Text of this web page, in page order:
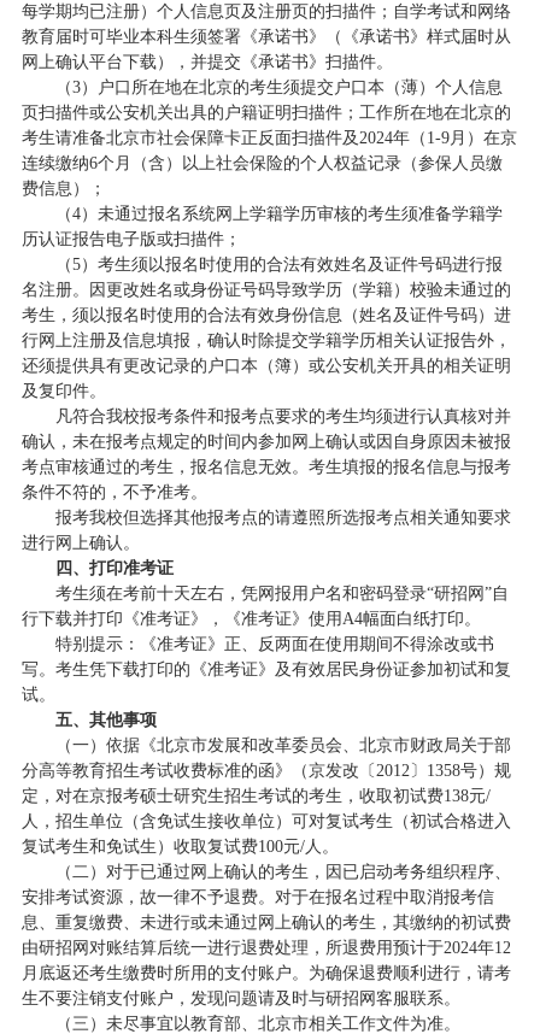
每学期均已注册）个人信息页及注册页的扫描件；自学考试和网络
教育届时可毕业本科生须签署《承诺书》（《承诺书》样式届时从
网上确认平台下载），并提交《承诺书》扫描件。
（3）户口所在地在北京的考生须提交户口本（薄）个人信息
页扫描件或公安机关出具的户籍证明扫描件；工作所在地在北京的
考生请准备北京市社会保障卡正反面扫描件及2024年（1-9月）在京
连续缴纳6个月（含）以上社会保险的个人权益记录（参保人员缴
费信息）；
（4）未通过报名系统网上学籍学历审核的考生须准备学籍学
历认证报告电子版或扫描件；
（5）考生须以报名时使用的合法有效姓名及证件号码进行报
名注册。因更改姓名或身份证号码导致学历（学籍）校验未通过的
考生，须以报名时使用的合法有效身份信息（姓名及证件号码）进
行网上注册及信息填报，确认时除提交学籍学历相关认证报告外，
还须提供具有更改记录的户口本（簿）或公安机关开具的相关证明
及复印件。
凡符合我校报考条件和报考点要求的考生均须进行认真核对并
确认，未在报考点规定的时间内参加网上确认或因自身原因未被报
考点审核通过的考生，报名信息无效。考生填报的报名信息与报考
条件不符的，不予准考。
报考我校但选择其他报考点的请遵照所选报考点相关通知要求
进行网上确认。
四、打印准考证
考生须在考前十天左右，凭网报用户名和密码登录“研招网”自
行下载并打印《准考证》，《准考证》使用A4幅面白纸打印。
特别提示：《准考证》正、反两面在使用期间不得涂改或书
写。考生凭下载打印的《准考证》及有效居民身份证参加初试和复
试。
五、其他事项
（一）依据《北京市发展和改革委员会、北京市财政局关于部
分高等教育招生考试收费标准的函》（京发改〔2012〕1358号）规
定，对在京报考硕士研究生招生考试的考生，收取初试费138元/
人，招生单位（含免试生接收单位）可对复试考生（初试合格进入
复试考生和免试生）收取复试费100元/人。
（二）对于已通过网上确认的考生，因已启动考务组织程序、
安排考试资源，故一律不予退费。对于在报名过程中取消报考信
息、重复缴费、未进行或未通过网上确认的考生，其缴纳的初试费
由研招网对账结算后统一进行退费处理，所退费用预计于2024年12
月底返还考生缴费时所用的支付账户。为确保退费顺利进行，请考
生不要注销支付账户，发现问题请及时与研招网客服联系。
（三）未尽事宜以教育部、北京市相关工作文件为准。